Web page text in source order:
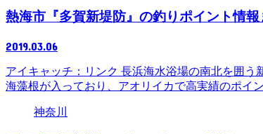
熱海市『多賀新堤防』の釣りポイント情
2019.03.06
アイキャッチ：リンク 長浜海水浴場の南北を囲
海藻根が入っており、アオリイカで高実績のポイ
神奈川